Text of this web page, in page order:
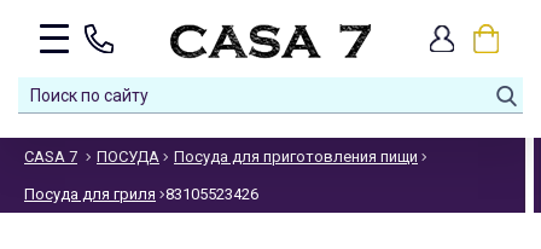
CASA 7 ПОСУДА Посуда для приготовления пищи
Посуда для гриля 83105523426